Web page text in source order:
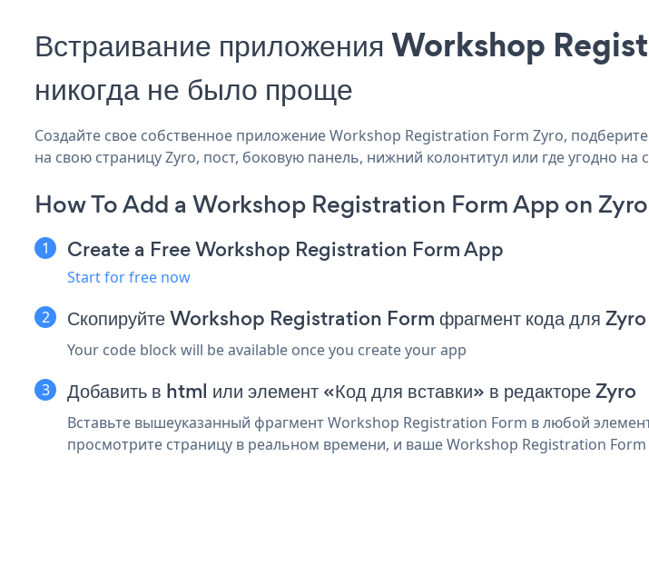
Встраивание приложения Workshop
никогда не было проще
Создайте свое собственное приложение Workshop Registration Form Zyro,
на свою страницу Zyro, пост, боковую панель, нижний колонтитул или где угодно на
How To Add a Workshop Registration Form App on
Create a Free Workshop Registration Form App
Start for free now
Скопируйте Workshop Registration Form фрагмент кода для Zyro
Your code block will be available once you create your app
Добавить в html или элемент «Код для вставки» в редакторе Zyro
Вставьте вышеуказанный фрагмент Workshop Registration Form в любой
просмотрите страницу в реальном времени, и ваше Workshop Registration Form